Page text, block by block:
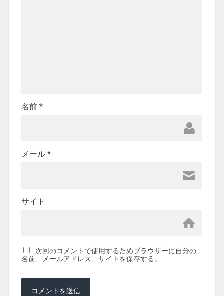
名前 *
メール *
サイト
次回のコメントで使用するためブラウザーに自分の
名前、メールアドレス、サイトを保存する。